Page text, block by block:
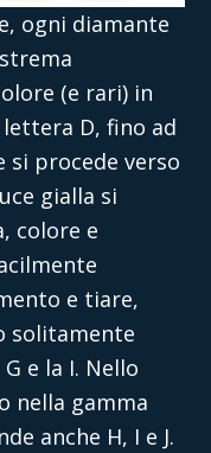
ogni diamante
(e rari) in
D, fino ad
si procede verso
gialla si
colore e
e tiare,
solitamente
e la I. Nello
nella gamma
anche H, I e J.